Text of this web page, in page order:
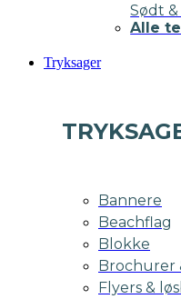
Sødt &
Alle
Tryksager
Bannere
Beachflag
Blokke
Brochurer
Flyers &